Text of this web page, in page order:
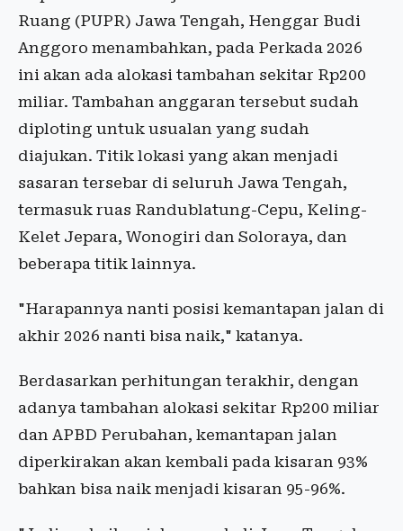
Ruang (PUPR) Jawa Tengah, Henggar Budi
Anggoro menambahkan, pada Perkada 2026
ini akan ada alokasi tambahan sekitar Rp200
miliar. Tambahan anggaran tersebut sudah
diploting untuk usualan yang sudah
diajukan. Titik lokasi yang akan menjadi
sasaran tersebar di seluruh Jawa Tengah,
termasuk ruas Randublatung-Cepu, Keling-
Kelet Jepara, Wonogiri dan Soloraya, dan
beberapa titik lainnya.
"Harapannya nanti posisi kemantapan jalan di
akhir 2026 nanti bisa naik," katanya.
Berdasarkan perhitungan terakhir, dengan
adanya tambahan alokasi sekitar Rp200 miliar
dan APBD Perubahan, kemantapan jalan
diperkirakan akan kembali pada kisaran 93%
bahkan bisa naik menjadi kisaran 95-96%.